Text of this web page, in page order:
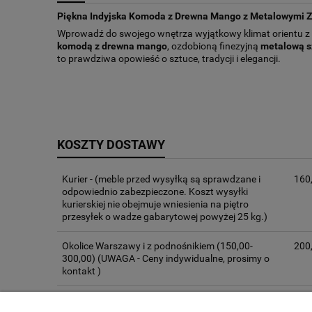
Piękna Indyjska Komoda z Drewna Mango z Metalowymi
Wprowadź do swojego wnętrza wyjątkowy klimat orientu
komodą z drewna mango, ozdobioną finezyjną metalową
to prawdziwa opowieść o sztuce, tradycji i elegancji.
KOSZTY DOSTAWY
Kurier - (meble przed wysyłką są sprawdzane i
odpowiednio zabezpieczone. Koszt wysyłki
kurierskiej nie obejmuje wniesienia na piętro
przesyłek o wadze gabarytowej powyżej 25 kg.)
Okolice Warszawy i z podnośnikiem (150,00-
300,00) (UWAGA - Ceny indywidualne, prosimy o
kontakt )